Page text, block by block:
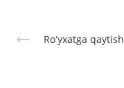
Roʻyxatga qaytish